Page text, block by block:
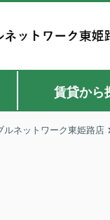
賃貸から
ルネットワーク東姫路店